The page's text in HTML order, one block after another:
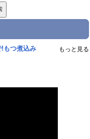
もつ煮込み もっと見る